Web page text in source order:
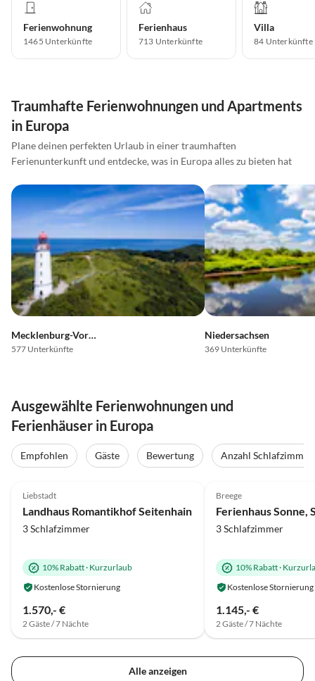
Ferienwohnung
1465 Unterkünfte
Ferienhaus
713 Unterkünfte
Villa
84 Unterkünfte
Traumhafte Ferienwohnungen und Apartments
in Europa
Plane deinen perfekten Urlaub in einer traumhaften
Ferienunterkunft und entdecke, was in Europa alles zu bieten hat
Mecklenburg-Vorpommern
577 Unterkünfte
Niedersachsen
369 Unterkünfte
Ausgewählte Ferienwohnungen und
Ferienhäuser in Europa
Empfohlen Gäste Bewertung Anzahl Schlafzimmer
Luxus
Liebstadt
Landhaus Romantikhof Seitenhain
3 Schlafzimmer
10% Rabatt· Kurzurlaub
Kostenlose Stornierung
1.570,- €
2 Gäste / 7 Nächte
Breege
Ferienhaus Sonne,
3 Schlafzimmer
10% Rabatt·
Kostenlose Stornierung
1.145,- €
2 Gäste / 7 Nächte
Alle anzeigen